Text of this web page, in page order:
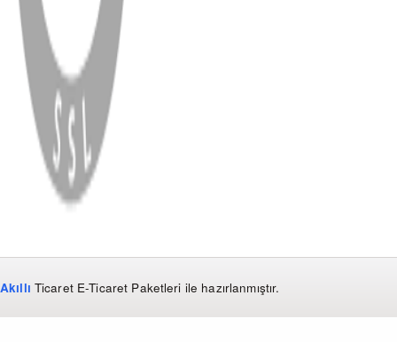
WhatsApp Facebook
Copyright
2026 Dükkan Hifi
Akıllı Ticaret E-Ticaret Paketleri ile hazırlanmıştır.